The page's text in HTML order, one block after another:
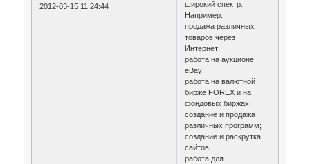
2012-03-15 11:24:44
широкий спектр.
Например:
продажа различных
товаров через
Интернет;
работа на аукционе
еВау;
работа на валютной
бирже FOREX и на
фондовых биржах;
создание и продажа
различных программ;
создание и раскрутка
сайтов;
работа для